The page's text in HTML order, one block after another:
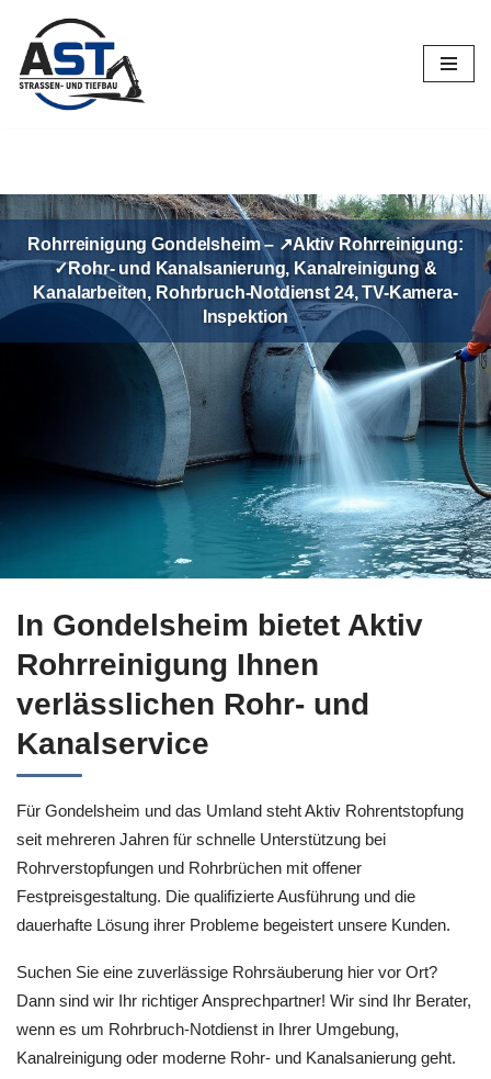
Zum
Inhalt
springen
Rohrreinigung Gondelsheim – ↗️Aktiv Rohrreinigung:
✓Rohr- und Kanalsanierung, Kanalreinigung &
Kanalarbeiten, Rohrbruch-Notdienst 24, TV-Kamera-
Inspektion
In Gondelsheim bietet Aktiv
Rohrreinigung Ihnen
verlässlichen Rohr- und
Kanalservice
Für Gondelsheim und das Umland steht Aktiv Rohrentstopfung
seit mehreren Jahren für schnelle Unterstützung bei
Rohrverstopfungen und Rohrbrüchen mit offener
Festpreisgestaltung. Die qualifizierte Ausführung und die
dauerhafte Lösung ihrer Probleme begeistert unsere Kunden.
Suchen Sie eine zuverlässige Rohrsäuberung hier vor Ort?
Dann sind wir Ihr richtiger Ansprechpartner! Wir sind Ihr Berater,
wenn es um Rohrbruch-Notdienst in Ihrer Umgebung,
Kanalreinigung oder moderne Rohr- und Kanalsanierung geht.